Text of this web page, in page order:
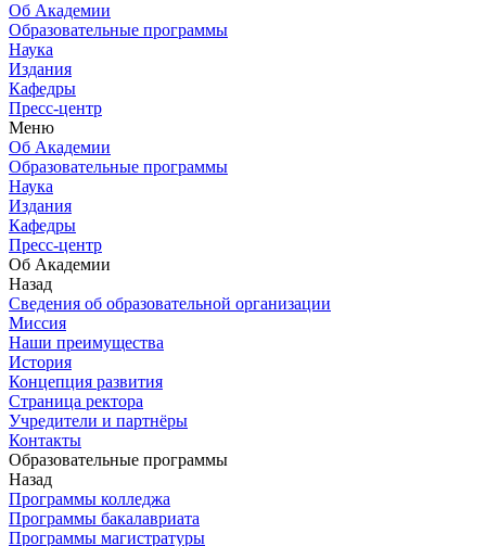
Об Академии
Образовательные программы
Наука
Издания
Кафедры
Пресс-центр
Меню
Об Академии
Образовательные программы
Наука
Издания
Кафедры
Пресс-центр
Об Академии
Назад
Сведения об образовательной организации
Миссия
Наши преимущества
История
Концепция развития
Страница ректора
Учредители и партнёры
Контакты
Образовательные программы
Назад
Программы колледжа
Программы бакалавриата
Программы магистратуры